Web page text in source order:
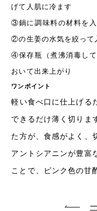
げて人肌に冷ます
③鍋に調味料の材料を
②の生姜の水気を絞って
④保存瓶（煮沸消毒し
おいて出来上がり
ワンポイント
軽い食べ口に仕上げる
できるだけ薄く切りま
た方が、食感がよく、
アントシアニンが豊富
ことで、ピンク色の甘